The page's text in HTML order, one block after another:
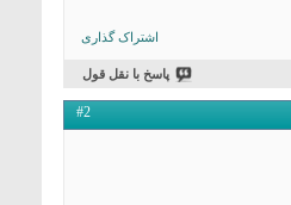
اشتراک گذاری
پاسخ با نقل قول
#2